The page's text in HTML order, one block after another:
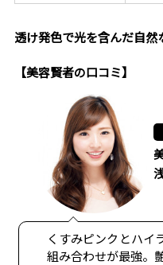
透け発色で光を含んだ自然
【美容賢者の口コミ】
くすみピンクとハイ
組み合わせが最強。